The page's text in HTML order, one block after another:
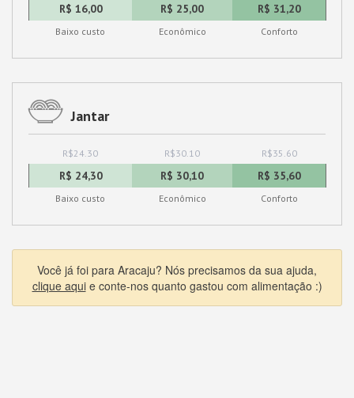
R$ 16,00 R$ 25,00 R$ 31,20
Baixo custo Econômico Conforto
Jantar
R$24.30 R$30.10 R$35.60
R$ 24,30 R$ 30,10 R$ 35,60
Baixo custo Econômico Conforto
Você já foi para Aracaju? Nós precisamos da sua ajuda,
clique aquie conte-nos quanto gastou com alimentação :)